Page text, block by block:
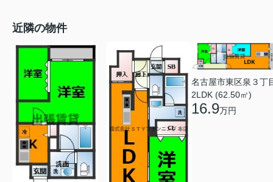
近隣の物件
名古屋市東区泉３丁
2LDK (62.50㎡)
16.9万円